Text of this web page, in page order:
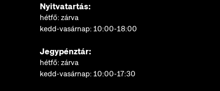
Nyitvatartás:
hétfő: zárva
kedd-vasárnap: 10:00-18:00
Jegypénztár:
hétfő: zárva
kedd-vasárnap: 10:00-17:30